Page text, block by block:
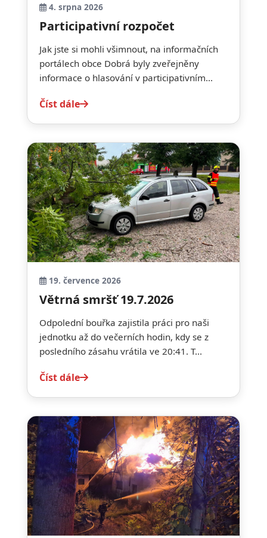
4. srpna 2026
Participativní rozpočet
Jak jste si mohli všimnout, na informačních
portálech obce Dobrá byly zveřejněny
informace o hlasování v participativním...
Číst dále
19. července 2026
Větrná smršť 19.7.2026
Odpolední bouřka zajistila práci pro naši
jednotku až do večerních hodin, kdy se z
posledního zásahu vrátila ve 20:41. T...
Číst dále